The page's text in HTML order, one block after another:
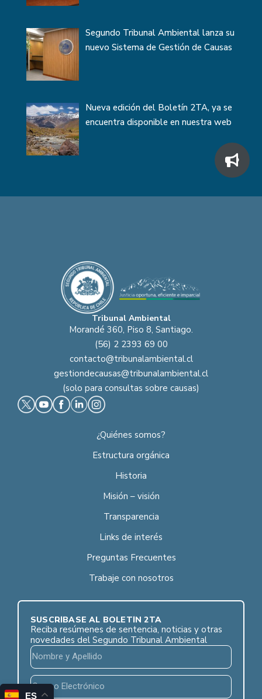
Segundo Tribunal Ambiental lanza su
nuevo Sistema de Gestión de Causas
Nueva edición del Boletín 2TA, ya se
encuentra disponible en nuestra web
Tribunal Ambiental
Morandé 360, Piso 8, Santiago.
(56) 2 2393 69 00
contacto@tribunalambiental.cl
gestiondecausas@tribunalambiental.cl
(solo para consultas sobre causas)
¿Quiénes somos?
Estructura orgánica
Historia
Misión – visión
Transparencia
Links de interés
Preguntas Frecuentes
Trabaje con nosotros
SUSCRÍBASE AL BOLETÍN 2TA
Reciba resúmenes de sentencia, noticias y otras
novedades del Segundo Tribunal Ambiental
ES